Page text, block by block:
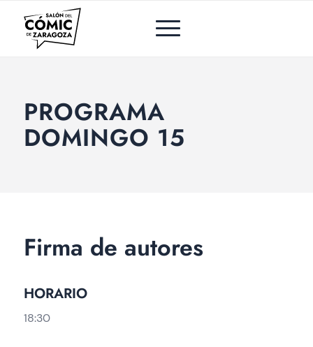
PROGRAMA
DOMINGO 15
Firma de autores
HORARIO
18:30